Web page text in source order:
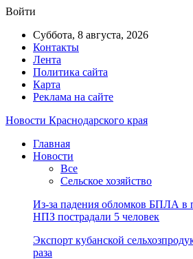
Войти
Суббота, 8 августа, 2026
Контакты
Лента
Политика сайта
Карта
Реклама на сайте
Новости Краснодарского края
Главная
Новости
Все
Сельское хозяйство
Из-за падения обломков БПЛА в
НПЗ пострадали 5 человек
Экспорт кубанской
раза